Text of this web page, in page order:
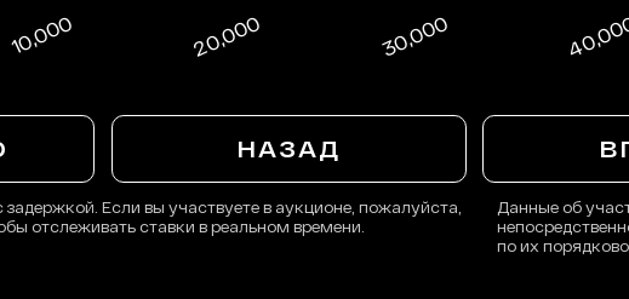
НАЗАД
Если вы участвуете в аукционе, пожалуйста,
отслеживать ставки в реальном времени.
Данные об
по их